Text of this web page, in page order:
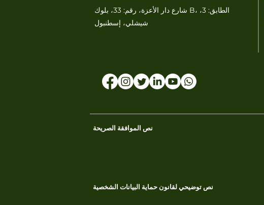
شارع دار الأعزة، رقم: 33، بلوك B، الطابق: 3،
نص الموافقة الصريحة
نص توضيحي لقانون حماية البيانات الشخصية